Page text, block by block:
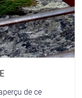
de ce